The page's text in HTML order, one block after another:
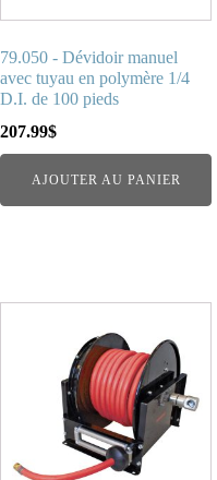
79.050 - Dévidoir manuel
avec tuyau en polymère 1/4
D.I. de 100 pieds
207.99$
AJOUTER AU PANIER